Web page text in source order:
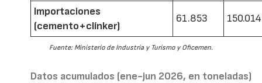
Importaciones
(cemento+clínker)
61.853 150.014
Fuente: Ministerio de Industria y Turismo y Oficemen.
Datos acumulados (ene-jun 2026, en toneladas)